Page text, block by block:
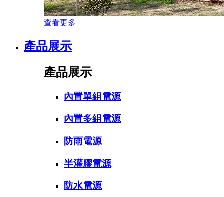
查看更多
產品展示
產品展示
內置單組電源
內置多組電源
防雨電源
半灌膠電源
防水電源